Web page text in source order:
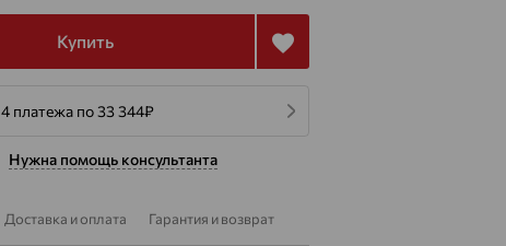
Купить
4 платежа по 33 344₽
Нужна помощь консультанта
Доставка и оплата Гарантия и возврат